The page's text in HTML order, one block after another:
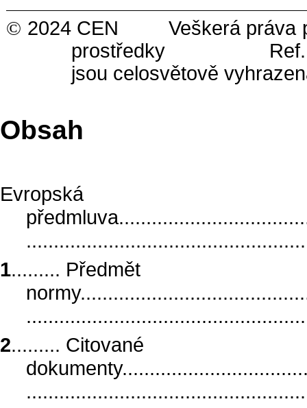
© 2024 CEN Veškerá práva
prostředky Ref. č.
jsou celosvětově
Obsah
Evropská
1......... Předmět
2......... Citované